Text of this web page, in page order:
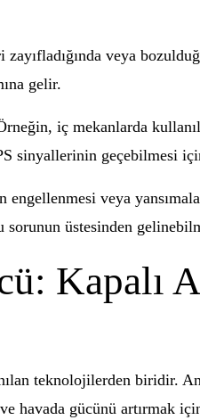
veya
gelir.
iç mekanlarda
sinyallerinin geçebilmesi
engellenmesi veya
üstesinden
Kapalı
teknolojilerden biridir.
havada gücünü artırmak